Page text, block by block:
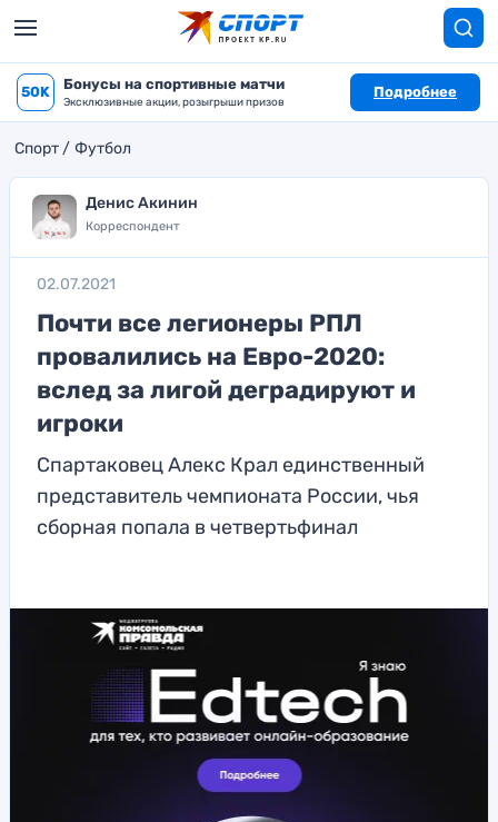
50K Бонусы на спортивные матчи
Эксклюзивные акции, розыгрыши призов
Подробнее
Спорт Футбол
Денис Акинин
Корреспондент
02.07.2021
Почти все легионеры РПЛ
провалились на Евро-2020:
вслед за лигой деградируют и
игроки
Спартаковец Алекс Крал единственный
представитель чемпионата России, чья
сборная попала в четвертьфинал